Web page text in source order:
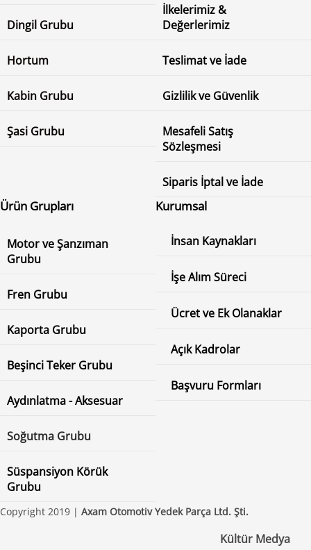
Dingil Grubu
Hortum
Kabin Grubu
Şasi Grubu
İlkelerimiz &
Değerlerimiz
Teslimat ve İade
Gizlilik ve Güvenlik
Mesafeli Satış
Sözleşmesi
Siparis İptal ve İade
Ürün Grupları
Motor ve Şanzıman
Grubu
Fren Grubu
Kaporta Grubu
Beşinci Teker Grubu
Aydınlatma - Aksesuar
Soğutma Grubu
Süspansiyon Körük
Grubu
Kurumsal
İnsan Kaynakları
İşe Alım Süreci
Ücret ve Ek Olanaklar
Açık Kadrolar
Başvuru Formları
Copyright 2019 | Axam Otomotiv Yedek Parça Ltd. Şti.
Kültür Medya